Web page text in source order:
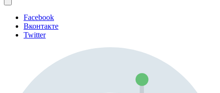
Facebook
Вконтакте
Twitter